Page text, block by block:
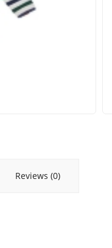
Reviews (0)